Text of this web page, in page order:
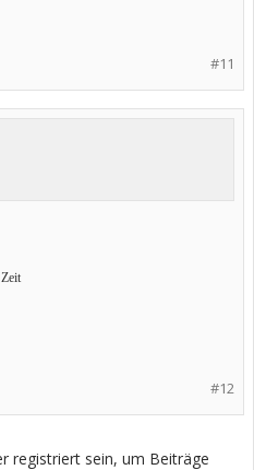
#11
#12
registriert sein, um Beiträge